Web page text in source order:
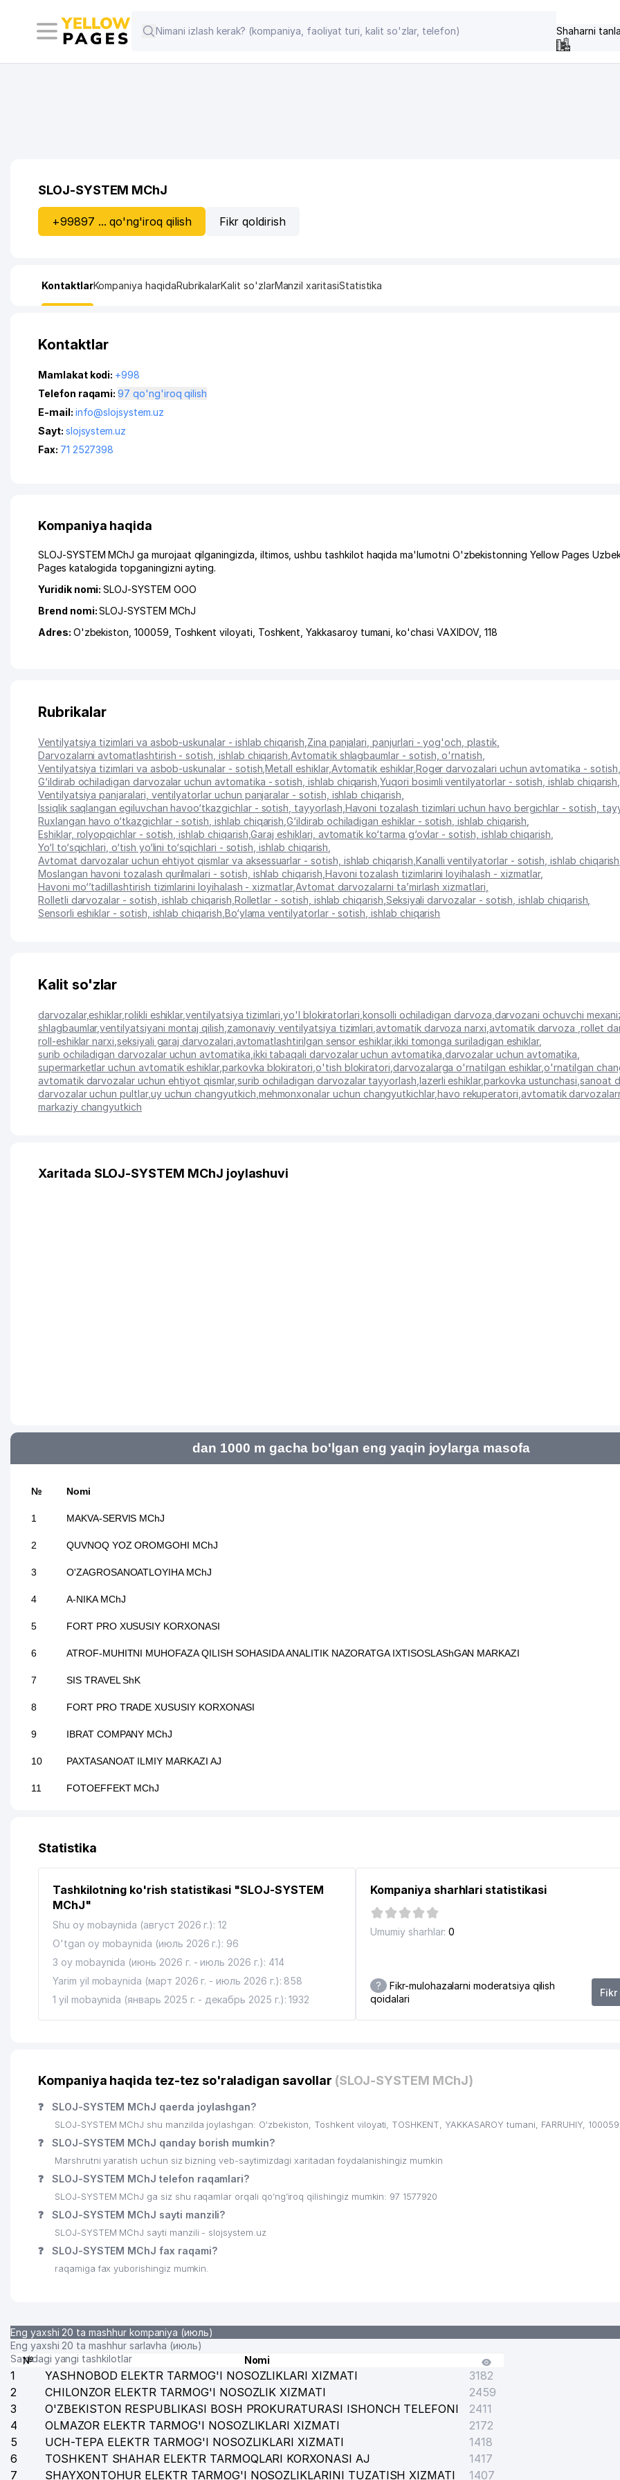
Shaharni
SLOJ-SYSTEM MChJ
+99897 ... qo'ng'iroq qilish Fikr qoldirish
KontaktlarKompaniya haqidaRubrikalarKalit so'zlarManzil xaritasiStatistika
Kontaktlar
Mamlakat kodi: +998
Telefon raqami:
97 qo'ng'iroq qilish
E-mail: info@slojsystem.uz
Sayt: slojsystem.uz
Fax: 71 2527398
Kompaniya haqida
SLOJ-SYSTEM MChJ ga murojaat qilganingizda, iltimos, ushbu tashkilot haqida ma'lumotni O'zbekistonning Yellow Pages
Pages katalogida topganingizni ayting.
Yuridik nomi:SLOJ-SYSTEM ООО
Brend nomi:SLOJ-SYSTEM MChJ
Adres: O'zbekiston, 100059, Toshkent viloyati Toshkent ,Yakkasaroy tumani ,ko'chasi VAXIDOV, 118
Rubrikalar
Ventilyatsiya tizimlari va asbob-uskunalar - ishlab chiqarish Zina panjalari, panjurlari - yog'och, plastik,
Darvozalarni avtomatlashtirish - sotish, ishlab chiqarish Avtomatik shlagbaumlar - sotish, o'rnatish
Ventilyatsiya tizimlari va asbob-uskunalar - sotish ,Metall eshiklar, Avtomatik eshiklar,Roger darvozalari uchun avtomatika - sotish
G‘ildirab ochiladigan darvozalar uchun avtomatika - sotish, ishlab chiqarish ,Yuqori bosimli ventilyatorlar - sotish, ishlab chiqarish
Ventilyatsiya panjaralari, ventilyatorlar uchun panjaralar - sotish, ishlab chiqarish
Issiqlik saqlangan egiluvchan havoo‘tkazgichlar - sotish, tayyorlash Havoni tozalash tizimlari uchun havo bergichlar - sotish,
Ruxlangan havo o‘tkazgichlar - sotish, ishlab chiqarish ,G‘ildirab ochiladigan eshiklar - sotish, ishlab chiqarish
Eshiklar, rolyopqichlar - sotish, ishlab chiqarish ,Garaj eshiklari, avtomatik ko‘tarma g‘ovlar - sotish, ishlab chiqarish
Yo‘l to‘sqichlari, o‘tish yo‘lini to‘sqichlari - sotish, ishlab chiqarish
Avtomat darvozalar uchun ehtiyot qismlar va aksessuarlar - sotish, ishlab chiqarish Kanalli ventilyatorlar - sotish, ishlab chiqarish
Moslangan havoni tozalash qurilmalari - sotish, ishlab chiqarish Havoni tozalash tizimlarini loyihalash - xizmatlar,
Havoni mo‘’tadillashtirish tizimlarini loyihalash - xizmatlar, Avtomat darvozalarni ta’mirlash xizmatlari
Rolletli darvozalar - sotish, ishlab chiqarish Rolletlar - sotish, ishlab chiqarish Seksiyali darvozalar - sotish, ishlab chiqarish
Sensorli eshiklar - sotish, ishlab chiqarish Bo‘ylama ventilyatorlar - sotish, ishlab chiqarish
Kalit so'zlar
darvozalar,eshiklar,rolikli eshiklar,ventilyatsiya tizimlari yo'l blokiratorlari konsolli ochiladigan darvoza darvozani ochuvchi
shlagbaumlar,ventilyatsiyani montaj qilish zamonaviy ventilyatsiya tizimlari ,avtomatik darvoza narxi avtomatik darvoza ,rollet
roll-eshiklar narxi ,seksiyali garaj darvozalari avtomatlashtirilgan sensor eshiklar,ikki tomonga suriladigan eshiklar,
surib ochiladigan darvozalar uchun avtomatika ikki tabaqali darvozalar uchun avtomatika darvozalar uchun avtomatika
supermarketlar uchun avtomatik eshiklar,parkovka blokiratori o'tish blokiratori ,darvozalarga o'rnatilgan eshiklar,o'rnatilgan
avtomatik darvozalar uchun ehtiyot qismlar,surib ochiladigan darvozalar tayyorlash lazerli eshiklar,parkovka ustunchasi ,sanoat
darvozalar uchun pultlar,uy uchun changyutkich mehmonxonalar uchun changyutkichlar,havo rekuperatori avtomatik
markaziy changyutkich
Xaritada SLOJ-SYSTEM MChJ joylashuvi
dan 1000 m gacha bo'lgan eng yaqin joylarga masofa
№ Nomi
1 MAKVA-SERVIS MChJ
2 QUVNOQ YOZ OROMGOHI MChJ
3 O'ZAGROSANOATLOYIHA MChJ
4 A-NIKA MChJ
5 FORT PRO XUSUSIY KORXONASI
6 ATROF-MUHITNI MUHOFAZA QILISH SOHASIDA ANALITIK NAZORATGA IXTISOSLAShGAN MARKAZI
7 SIS TRAVEL ShK
8 FORT PRO TRADE XUSUSIY KORXONASI
9 IBRAT COMPANY MChJ
10 PAXTASANOAT ILMIY MARKAZI AJ
11 FOTOEFFEKT MChJ
13 MARCO POLO CENTRAL ASIA TRAVEL MChJ
14 MARCO POLO TRANSPORTATION MChJ
IMKONIYATI CHEKLANGAN BOLALAR UCHUN 25-chi SONLI IXTISOSLASHGAN MAKTAB
ROSSIYA FEDERASIYASINING SAVDO VAKOLATXONASI
KEY SOLUTIONS MChJ
CORRIDA FOOD OILAVIY KORXONASI
ADVANTOUR XUSUSIY KORXONASI
22 HIGH STAND TOURS MChJ
23 SAFO TIBBIYOT MChJ
24 DIAMOND DENTAL CARE MChJ
OCEAN-SEEFOOD MChJ
DREAM STAR PARTNERS GROUP MChJ
27 LANGO TRADING MChJ
28 MASTER PLYUS XUSUSIY KORXONASI
BRAND MANAGER MChJ
31 GLORIA MAX MChJ
32 HOLOS MChJ
CORE ENGINEERING MChJ
ART HOTELS MChJ
ESPRIT DU TRAITE MChJ
ANDIJONKABEL QK AJ
Statistika
Tashkilotning ko'rish statistikasi "SLOJ-SYSTEM
MChJ"
Shu oy mobaynida (август 2026 г.): 12
O'tgan oy mobaynida (июль 2026 г.): 96
3 oy mobaynida (июнь 2026 г. - июль 2026 г.): 414
Yarim yil mobaynida (март 2026 г. - июль 2026 г.): 858
1 yil mobaynida (январь 2025 г. - декабрь 2025 г.): 1932
Kompaniya sharhlari statistikasi
Umumiy sharhlar: 0
?
Fikr-mulohazalarni moderatsiya qilish
qoidalari
Kompaniya haqida tez-tez so'raladigan savollar (SLOJ-SYSTEM MChJ)
❓ SLOJ-SYSTEM MChJ qaerda joylashgan?
SLOJ-SYSTEM MChJ shu manzilda joylashgan: O'zbekiston, Toshkent viloyati, TOSHKENT, YAKKASAROY tumani, FARRUHIY,
❓ SLOJ-SYSTEM MChJ qanday borish mumkin?
Marshrutni yaratish uchun siz bizning veb-saytimizdagi xaritadan foydalanishingiz mumkin
❓ SLOJ-SYSTEM MChJ telefon raqamlari?
SLOJ-SYSTEM MChJ ga siz shu raqamlar orqali qo’ng’iroq qilishingiz mumkin: 97 1577920
❓ SLOJ-SYSTEM MChJ sayti manzili?
SLOJ-SYSTEM MChJ sayti manzili - slojsystem.uz
❓ SLOJ-SYSTEM MChJ fax raqami?
raqamiga fax yuborishingiz mumkin.
Eng yaxshi 20 ta mashhur kompaniya (июль)
Eng yaxshi 20 ta mashhur sarlavha (июль)
Saytdagi yangi tashkilotlar
№ Nomi
1 YASHNOBOD ELEKTR TARMOG'I NOSOZLIKLARI XIZMATI
3182
2
CHILONZOR ELEKTR TARMOG'I NOSOZLIK XIZMATI
2459
3
O'ZBEKISTON RESPUBLIKASI BOSH PROKURATURASI ISHONCH TELEFONI
2411
4
OLMAZOR ELEKTR TARMOG'I NOSOZLIKLARI XIZMATI
2172
5
UCH-TEPA ELEKTR TARMOG'I NOSOZLIKLARI XIZMATI
1418
6
TOSHKENT SHAHAR ELEKTR TARMOQLARI KORXONASI AJ
1417
7
SHAYXONTOHUR ELEKTR TARMOG'I NOSOZLIKLARINI TUZATISH XIZMATI 1407